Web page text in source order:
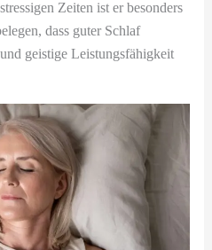
Zeiten ist er besonders
dass guter Schlaf
geistige Leistungsfähigkeit